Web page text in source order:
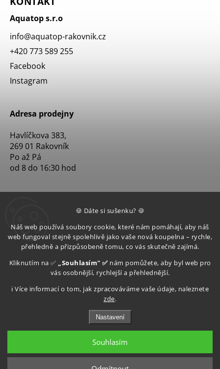
🍪 Dáte si sušenku? 🍪
Náš web používá soubory cookie, které nám pomáhají, aby náš
web fungoval stejně spolehlivě jako vaše nová koupelna – rychle,
přehledně a přizpůsobeně tomu, co vás skutečně zajímá.
Kliknutím na ✅ „Souhlasím" ✅ nám pomůžete, aby byl web pro
vás osobnější, rychlejší a přehlednější.
ℹ️ Více informací o tom, jak zpracováváme vaše údaje, naleznete
zde.
Nastavení
Souhlasím
Aquatop s.r.o
info@aquatop-rakovnik.cz
+420 773 589 255
Facebook
Instagram
Adresa prodejny
Havlíčkova 383,
269 01 Rakovník
Po až Pá
od 8 do 16:30 hod
Upravit nastavení cookies